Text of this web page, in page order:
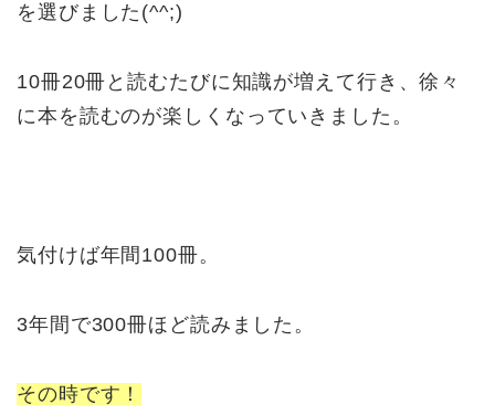
を選びました(^^;)
10冊20冊と読むたびに知識が増えて行き、徐々
に本を読むのが楽しくなっていきました。
気付けば年間100冊。
3年間で300冊ほど読みました。
その時です！